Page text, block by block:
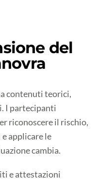
del
contenuti teorici,
I partecipanti
riconoscere il rischio,
applicare le
cambia.
e attestazioni